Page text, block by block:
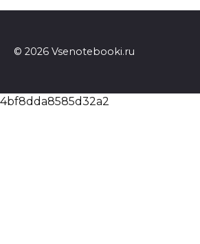
© 2026 Vsenotebooki.ru
4bf8dda8585d32a2